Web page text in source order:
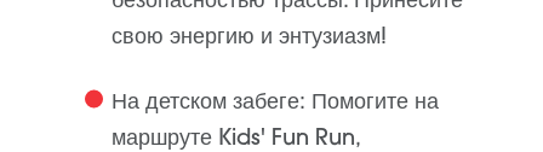
свою энергию и энтузиазм!
На детском забеге: Помогите на
маршруте Kids' Fun Run,